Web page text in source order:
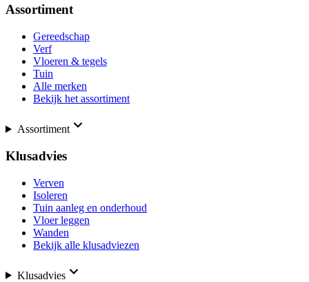
Assortiment
Gereedschap
Verf
Vloeren & tegels
Tuin
Alle merken
Bekijk het assortiment
Assortiment
Klusadvies
Verven
Isoleren
Tuin aanleg en onderhoud
Vloer leggen
Wanden
Bekijk alle klusadviezen
Klusadvies